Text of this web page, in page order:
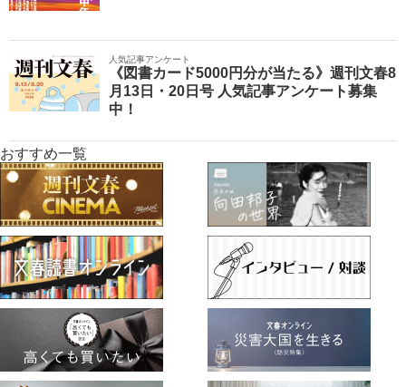
人気記事アンケート
《図書カード5000円分が当たる》週刊文春8
月13日・20日号 人気記事アンケート募集
中！
おすすめ一覧